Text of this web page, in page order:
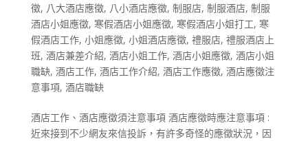
徵, 八大酒店應徵, 八小酒店應徵, 制服店, 制服酒店, 制服
酒店小姐應徵, 寒假酒店小姐應徵, 寒假酒店小姐打工, 寒
假酒店工作, 小姐應徵, 小姐酒店應徵, 禮服店, 禮服酒店上
班, 酒店兼差介紹, 酒店小姐工作, 酒店小姐應徵, 酒店小姐
職缺, 酒店工作, 酒店工作介紹, 酒店工作應徵, 酒店應徵注
意事項, 酒店職缺
酒店工作、酒店應徵須注意事項 酒店應徵時應注意事項 :
近來接到不少網友來信投訴，有許多奇怪的應徵狀況，因